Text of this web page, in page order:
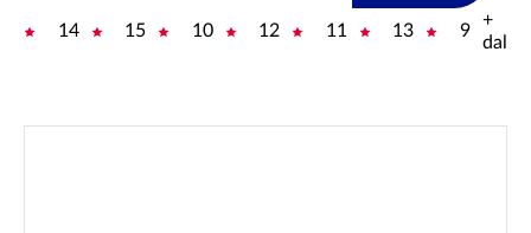
14 15 10 12 11 13 9
+
další